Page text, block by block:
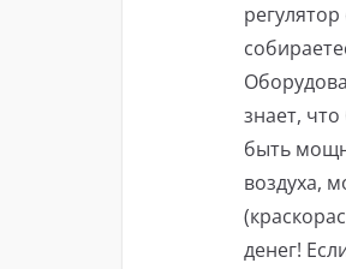
знает,
быть
воздуха,
денег!